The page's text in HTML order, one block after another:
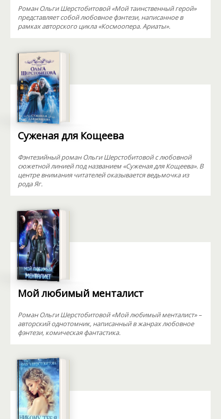
Роман Ольги Шерстобитовой «Мой таинственный герой»
представляет собой любовное фэнтези, написанное в
рамках авторского цикла «Космоопера. Ариаты».
Суженая для Кощеева
Фэнтезийный роман Ольги Шерстобитовой с любовной
сюжетной линией под названием «Суженая для Кощеева». В
центре внимания читателей оказывается ведьмочка из
рода Яг.
Мой любимый менталист
Роман Ольги Шерстобитовой «Мой любимый менталист» –
авторский однотомник, написанный в жанрах любовное
фэнтези, комическая фантастика.